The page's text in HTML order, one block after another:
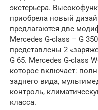
экстерьера.
приобрела новый
предлагаются две
Mercedes G-class – G
представлены 2
G 65. Mercedes G-class
которое включает:
заднего вида,
контроль,
класса.